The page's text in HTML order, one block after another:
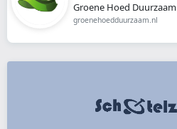
Groene Hoed Duurzaam
groenehoedduurzaam.nl